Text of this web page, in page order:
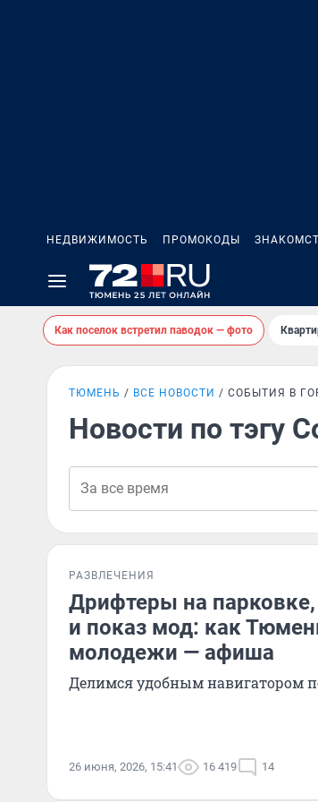
НЕДВИЖИМОСТЬ ПРОМОКОДЫ
Как поселок встретил паводок — фото
ТЮМЕНЬ ВСЕ НОВОСТИ СОБЫТИЯ В
Новости по тэгу
РАЗВЛЕЧЕНИЯ
Дрифтеры на
и показ мод: как
молодежи — афиша
Делимся удобным навигатором
26 июня, 2026, 15:41 16 419 14